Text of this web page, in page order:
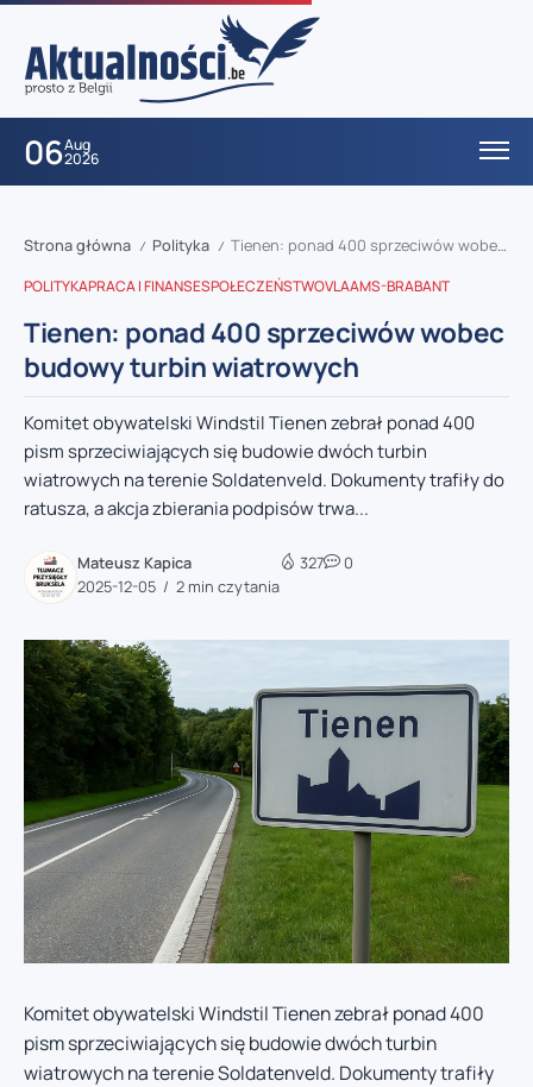
06Aug
2026
Strona główna / Polityka / Tienen: ponad 400 sprzeciwów wobec budowy turbin wiatrowych
POLITYKAPRACA I FINANSESPOŁECZEŃSTWOVLAAMS-BRABANT
Tienen: ponad 400 sprzeciwów wobec
budowy turbin wiatrowych
Komitet obywatelski Windstil Tienen zebrał ponad 400
pism sprzeciwiających się budowie dwóch turbin
wiatrowych na terenie Soldatenveld. Dokumenty trafiły do
ratusza, a akcja zbierania podpisów trwa...
Mateusz Kapica
2025-12-05
2 min czytania
327 0
Komitet obywatelski Windstil Tienen zebrał ponad 400
pism sprzeciwiających się budowie dwóch turbin
wiatrowych na terenie Soldatenveld. Dokumenty trafiły